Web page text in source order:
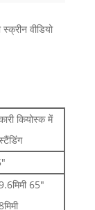
वीडियो
कियोस्क में
65"